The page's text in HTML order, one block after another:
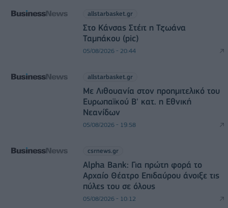
allstarbasket.gr
Στο Κάνσας Στέιτ η Τζωάνα
Ταμπάκου (pic)
05/08/2026 - 20:44
allstarbasket.gr
Με Λιθουανία στον προημιτελικό του
Ευρωπαϊκού Β' κατ. η Εθνική
Νεανίδων
05/08/2026 - 19:58
csrnews.gr
Alpha Bank: Για πρώτη φορά το
Αρχαίο Θέατρο Επιδαύρου άνοιξε τις
πύλες του σε όλους
05/08/2026 - 10:12